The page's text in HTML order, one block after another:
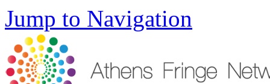
Jump to Navigation